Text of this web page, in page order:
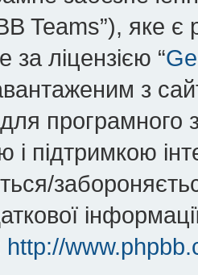
Teams”), яке
ліцензією “
з
для
і підтримкою
http://